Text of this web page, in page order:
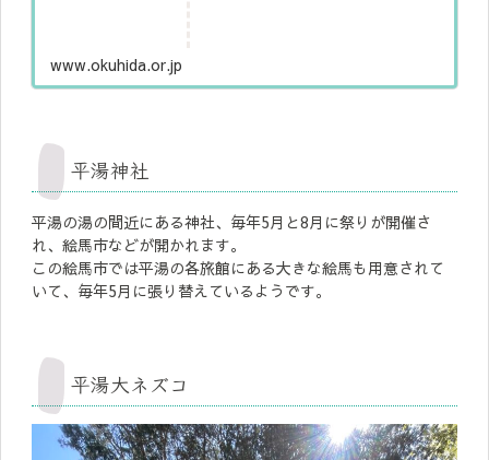
www.okuhida.or.jp
平湯神社
平湯の湯の間近にある神社、毎年5月と8月に祭りが開催さ
れ、絵馬市などが開かれます。
この絵馬市では平湯の各旅館にある大きな絵馬も用意されて
いて、毎年5月に張り替えているようです。
平湯大ネズコ